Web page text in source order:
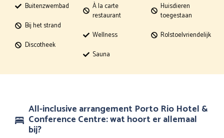
Buitenzwembad
Bij het strand
Discotheek
À la carte
restaurant
Wellness
Sauna
Huisdieren
toegestaan
Rolstoelvriendelijk
All-inclusive arrangement Porto Rio Hotel &
Conference Centre: wat hoort er allemaal
bij?